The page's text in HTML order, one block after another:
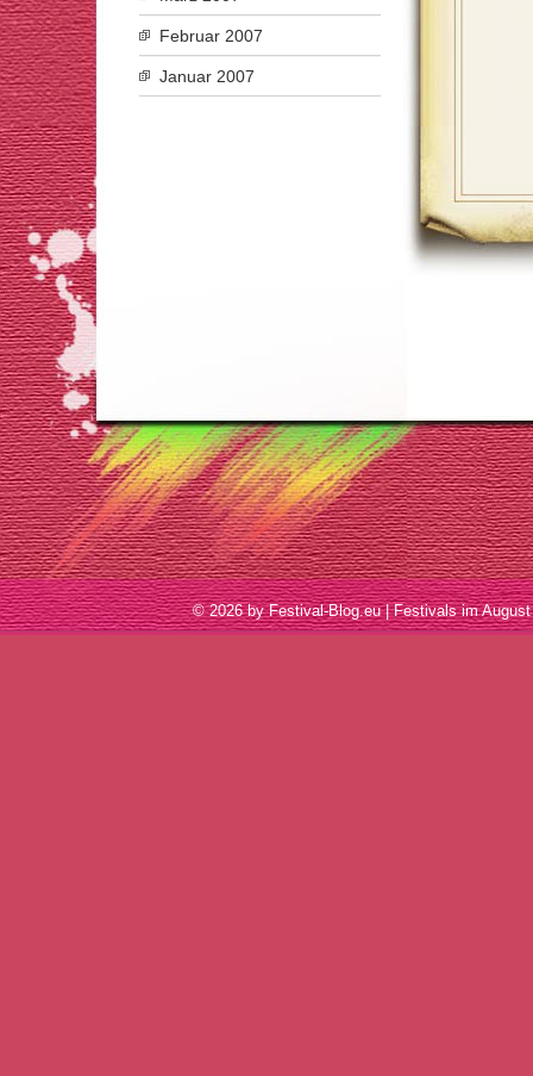
Februar 2007
Januar 2007
© 2026 by Festival-Blog.eu | Festivals im